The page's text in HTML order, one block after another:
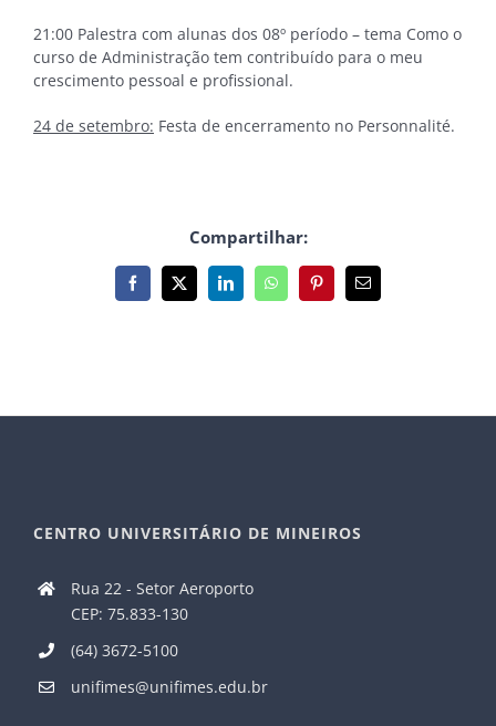
21:00 Palestra com alunas dos 08º período – tema Como o
curso de Administração tem contribuído para o meu
crescimento pessoal e profissional.
24 de setembro: Festa de encerramento no Personnalité.
Compartilhar:
Facebook
X LinkedInWhatsAppPinterest
E-
mail
CENTRO UNIVERSITÁRIO DE MINEIROS
Rua 22 - Setor Aeroporto
CEP: 75.833-130
(64) 3672-5100
unifimes@unifimes.edu.br